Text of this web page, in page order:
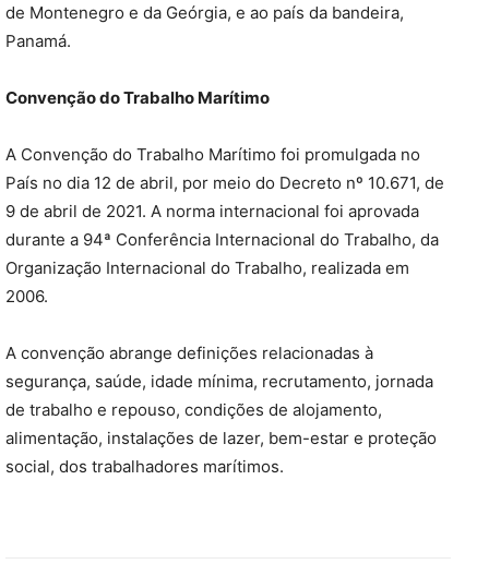
de Montenegro e da Geórgia, e ao país da bandeira,
Panamá.
Convenção do Trabalho Marítimo
A Convenção do Trabalho Marítimo foi promulgada no
País no dia 12 de abril, por meio do Decreto nº 10.671, de
9 de abril de 2021. A norma internacional foi aprovada
durante a 94ª Conferência Internacional do Trabalho, da
Organização Internacional do Trabalho, realizada em
2006.
A convenção abrange definições relacionadas à
segurança, saúde, idade mínima, recrutamento, jornada
de trabalho e repouso, condições de alojamento,
alimentação, instalações de lazer, bem-estar e proteção
social, dos trabalhadores marítimos.